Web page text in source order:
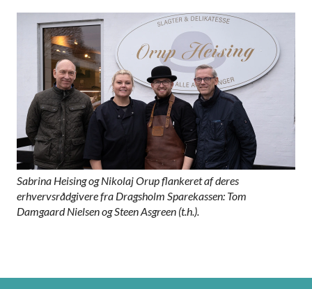
Sabrina Heising og Nikolaj Orup flankeret af deres
erhvervsrådgivere fra Dragsholm Sparekassen: Tom
Damgaard Nielsen og Steen Asgreen (t.h.).